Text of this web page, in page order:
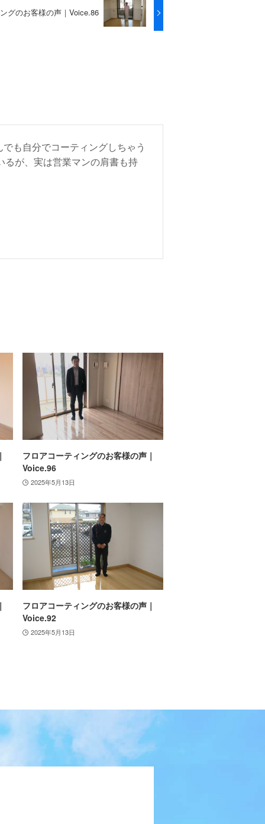
グのお客様の声｜Voice.86
も自分でコーティングしちゃう
が、実は営業マンの肩書も持
フロアコーティングのお客様の声｜
Voice.96
2025年5月13日
フロアコーティングのお客様の声｜
Voice.92
2025年5月13日